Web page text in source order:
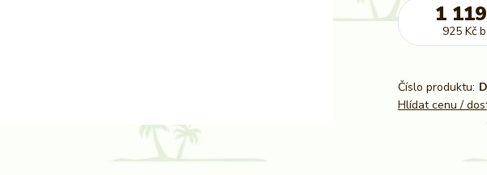
1
925 Kč
Číslo produktu:
Hlídat cenu /